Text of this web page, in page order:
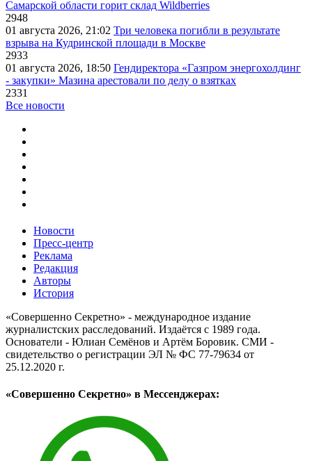
Самарской области горит склад Wildberries
2948
01 августа 2026, 21:02 Три человека погибли в результате
взрыва на Кудринской площади в Москве
2933
01 августа 2026, 18:50 Гендиректора «Газпром энергохолдинг
- закупки» Мазина арестовали по делу о взятках
2331
Все новости
Новости
Пресс-центр
Реклама
Редакция
Авторы
История
«Совершенно Секретно» - международное издание
журналистских расследований. Издаётся с 1989 года.
Основатели - Юлиан Семёнов и Артём Боровик. CМИ -
свидетельство о регистрации ЭЛ № ФС 77-79634 от
25.12.2020 г.
«Совершенно Секретно» в Мессенджерах: